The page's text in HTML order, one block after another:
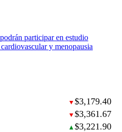
participar en estudio
y menopausia
▼ $3,179.40
▼ $3,361.67
▲ $3,221.90